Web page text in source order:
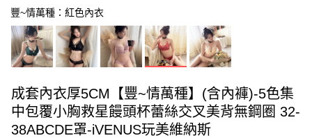
豐~情萬種：紅色內衣
成套內衣厚5CM【豐~情萬種】(含內褲)-5色集
中包覆小胸救星饅頭杯蕾絲交叉美背無鋼圈 32-
38ABCDE罩-iVENUS玩美維納斯